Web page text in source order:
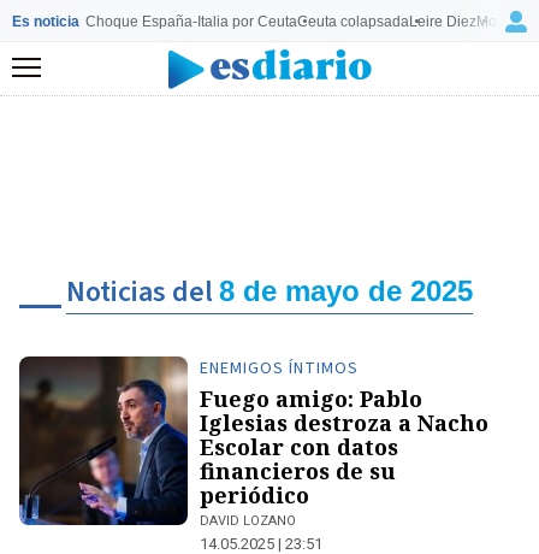
Es noticia Choque España-Italia por CeutaCeuta colapsadaLeire Diez
Menú
Noticias del8 de mayo de 2025
ENEMIGOS ÍNTIMOS
Fuego amigo: Pablo
Iglesias destroza a Nacho
Escolar con datos
financieros de su
periódico
DAVID LOZANO
14.05.2025 | 23:51